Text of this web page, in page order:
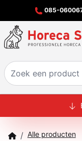
085-
/ Alle producten